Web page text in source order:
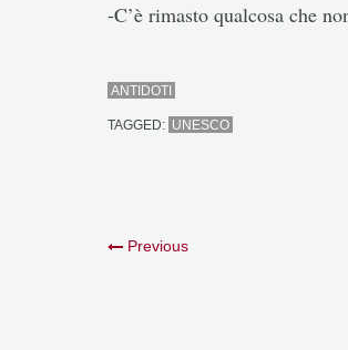
-C’è rimasto qualcosa che
ANTIDOTI
TAGGED: UNESCO
Previous